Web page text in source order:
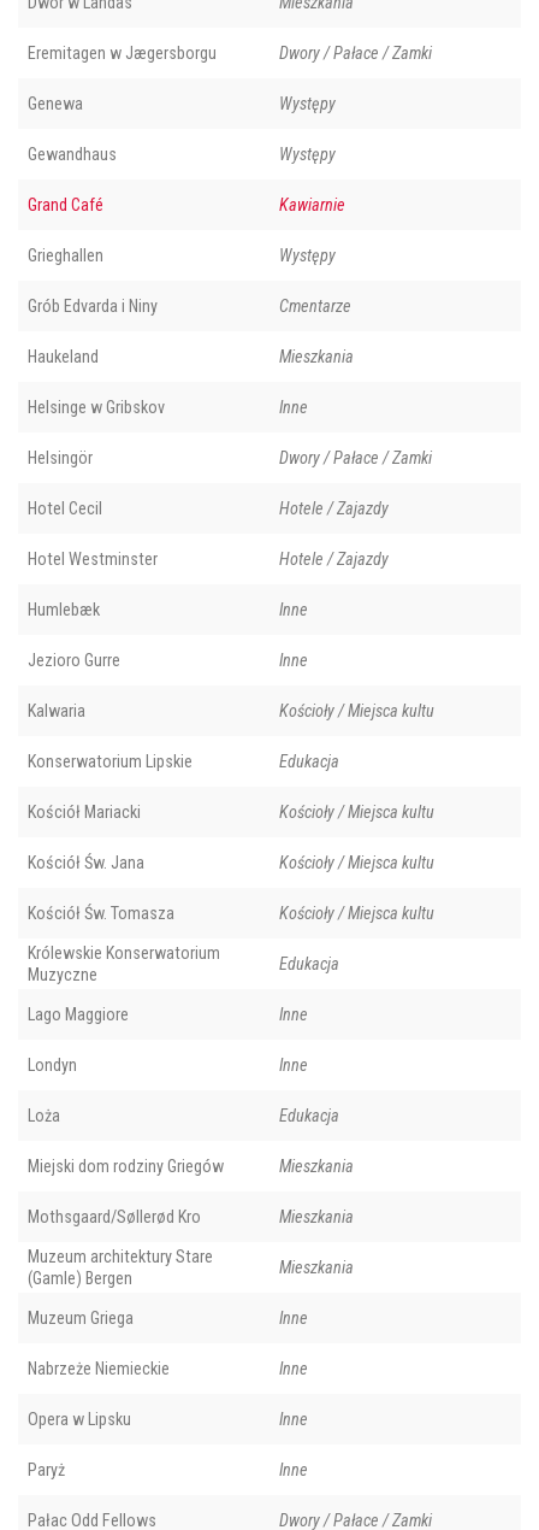
Eremitagen w Jægersborgu Dwory / Pałace / Zamki
Genewa Występy
Gewandhaus Występy
Grand Café Kawiarnie
Grieghallen Występy
Grób Edvarda i Niny Cmentarze
Haukeland Mieszkania
Helsinge w Gribskov Inne
Helsingör Dwory / Pałace / Zamki
Hotel Cecil Hotele / Zajazdy
Hotel Westminster Hotele / Zajazdy
Humlebæk Inne
Jezioro Gurre Inne
Kalwaria Kościoły / Miejsca kultu
Konserwatorium Lipskie Edukacja
Kościół Mariacki Kościoły / Miejsca kultu
Kościół Św. Jana Kościoły / Miejsca kultu
Kościół Św. Tomasza Kościoły / Miejsca kultu
Królewskie Konserwatorium
Muzyczne
Edukacja
Lago Maggiore Inne
Londyn Inne
Loża Edukacja
Miejski dom rodziny Griegów Mieszkania
Mothsgaard/Søllerød Kro Mieszkania
Muzeum architektury Stare
(Gamle) Bergen
Mieszkania
Muzeum Griega Inne
Nabrzeże Niemieckie Inne
Opera w Lipsku Inne
Paryż Inne
Pałac Odd Fellows Dwory / Pałace / Zamki